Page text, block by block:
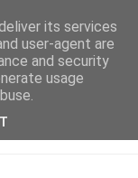
its services
user-agent are
and security
usage